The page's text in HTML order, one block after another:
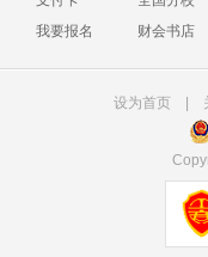
我要报名 财会书店
设为首页|